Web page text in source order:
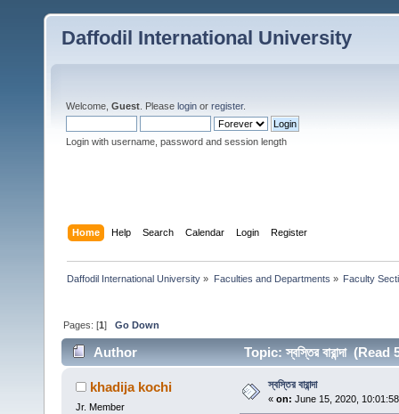
Daffodil International University
Welcome, Guest . Please login or register.
Login with username, password and session length
Home Help Search Calendar Login Register
Daffodil International University » Faculties and Departments » Faculty
Pages: [1]Go Down
Author Topic: স্বস্তির বারান্দা
khadija kochi
Jr. Member
স্বস্তির বারান্দা
« on: June 15, 2020,